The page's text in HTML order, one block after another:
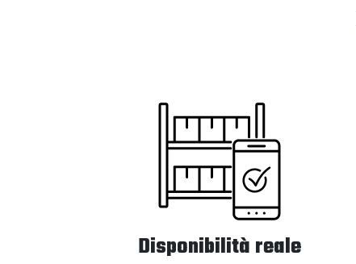
Disponibilità reale